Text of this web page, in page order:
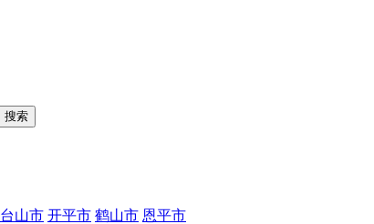
台山市 开平市 鹤山市 恩平市